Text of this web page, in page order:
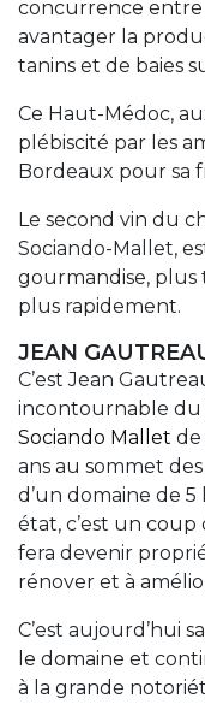
concurrence entre
avantager la
tanins et de baies
Ce Haut-Médoc,
plébiscité par les
Bordeaux pour sa
Le second vin du
Sociando-Mallet,
gourmandise, plus
plus rapidement.
JEAN
C’est Jean
incontournable du
Sociando Mallet de
ans au sommet
d’un domaine de
état, c’est un
fera devenir
rénover et à
C’est aujourd’hui
le domaine et
à la grande